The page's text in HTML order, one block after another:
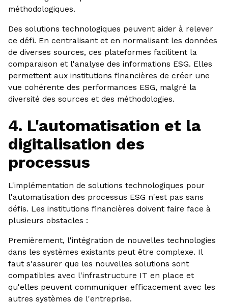
méthodologiques.
Des solutions technologiques peuvent aider à relever
ce défi. En centralisant et en normalisant les données
de diverses sources, ces plateformes facilitent la
comparaison et l'analyse des informations ESG. Elles
permettent aux institutions financières de créer une
vue cohérente des performances ESG, malgré la
diversité des sources et des méthodologies.
4. L'automatisation et la
digitalisation des
processus
L'implémentation de solutions technologiques pour
l'automatisation des processus ESG n'est pas sans
défis. Les institutions financières doivent faire face à
plusieurs obstacles :
Premièrement, l'intégration de nouvelles technologies
dans les systèmes existants peut être complexe. Il
faut s'assurer que les nouvelles solutions sont
compatibles avec l'infrastructure IT en place et
qu'elles peuvent communiquer efficacement avec les
autres systèmes de l'entreprise.